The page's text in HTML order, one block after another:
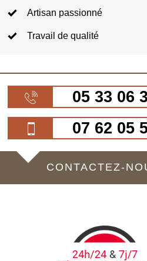
Artisan passionné
Travail de qualité
05 33 06
07 62 05
CONTACTEZ-